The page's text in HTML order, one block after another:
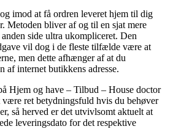
imod at få ordren leveret hjem til dig
Metoden bliver af og til en sjat mere
side ultra ukompliceret. Den
vil dog i de fleste tilfælde være at
men dette afhænger af at du
af internet butikkens adresse.
Hjem og have – Tilbud – House doctor
ret betydningsfuld hvis du behøver
så herved er det utvivlsomt aktuelt at
leveringsdato for det respektive